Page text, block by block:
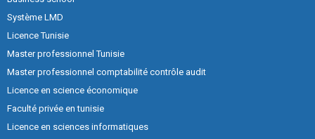
Système LMD
Licence Tunisie
Master professionnel Tunisie
Master professionnel comptabilité contrôle audit
Licence en science économique
Faculté privée en tunisie
Licence en sciences informatiques